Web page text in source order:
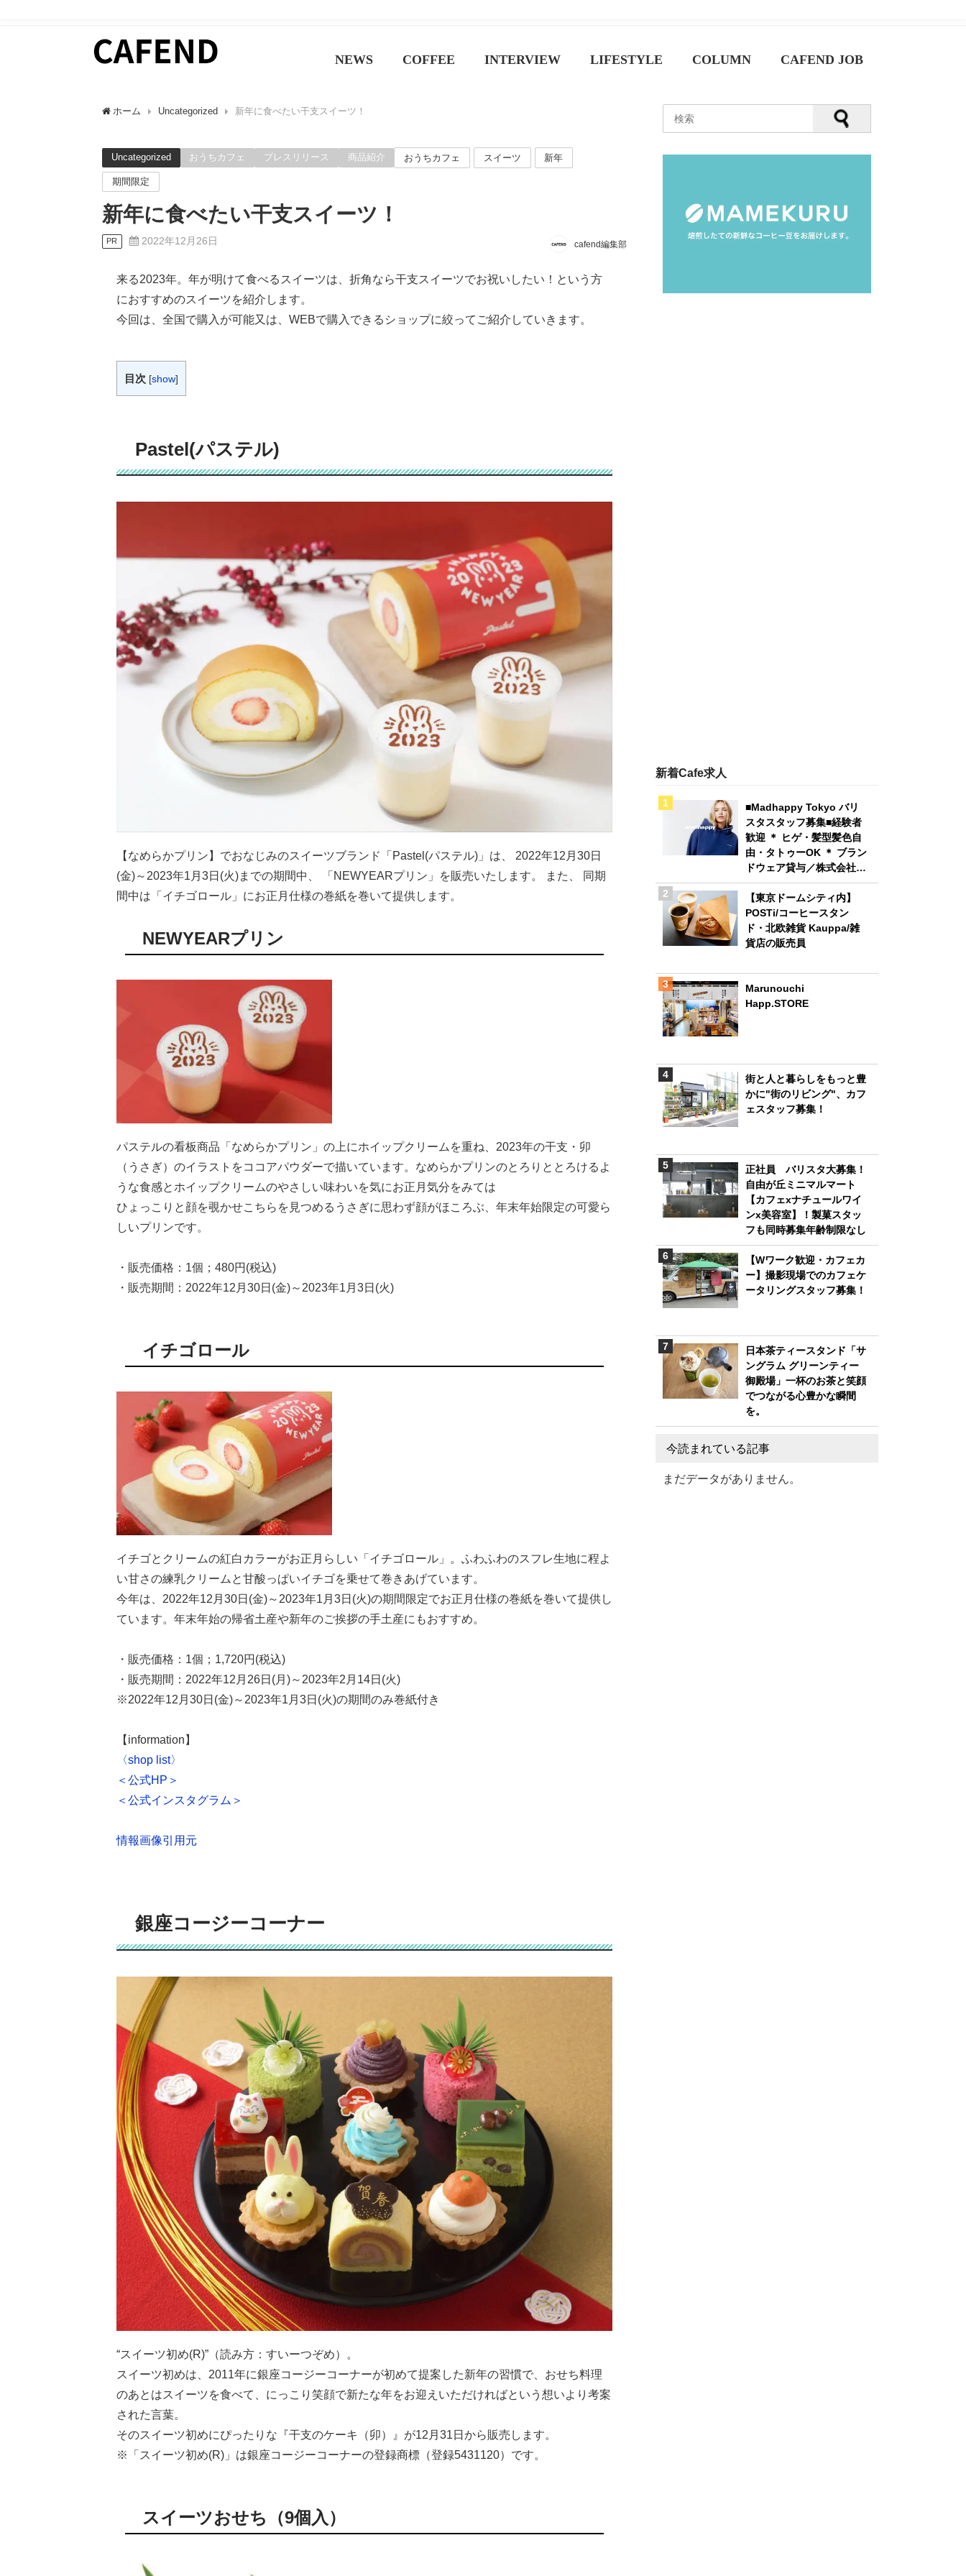
NEWS COFFEE INTERVIEW LIFESTYLE COLUMN CAFEND JOB
ホーム Uncategorized 新年に食べたい干支スイーツ！
Uncategorized おうちカフェ プレスリリース 商品紹介 おうちカフェ スイーツ 新年
期間限定
新年に食べたい干支スイーツ！
PR 2022年12月26日 cafend編集部
来る2023年。年が明けて食べるスイーツは、折角なら干支スイーツでお祝いしたい！という方
におすすめのスイーツを紹介します。
今回は、全国で購入が可能又は、WEBで購入できるショップに絞ってご紹介していきます。
目次 [show]
Pastel(パステル)
【なめらかプリン】でおなじみのスイーツブランド「Pastel(パステル)」は、 2022年12月30日
(金)～2023年1月3日(火)までの期間中、 「NEWYEARプリン」を販売いたします。 また、 同期
間中は「イチゴロール」にお正月仕様の巻紙を巻いて提供します。
NEWYEARプリン
パステルの看板商品「なめらかプリン」の上にホイップクリームを重ね、2023年の干支・卯
（うさぎ）のイラストをココアパウダーで描いています。なめらかプリンのとろりととろけるよ
うな食感とホイップクリームのやさしい味わいを気にお正月気分をみては
ひょっこりと顔を覗かせこちらを見つめるうさぎに思わず顔がほころぶ、年末年始限定の可愛ら
しいプリンです。
・販売価格：1個；480円(税込)
・販売期間：2022年12月30日(金)～2023年1月3日(火)
イチゴロール
イチゴとクリームの紅白カラーがお正月らしい「イチゴロール」。ふわふわのスフレ生地に程よ
い甘さの練乳クリームと甘酸っぱいイチゴを乗せて巻きあげています。
今年は、2022年12月30日(金)～2023年1月3日(火)の期間限定でお正月仕様の巻紙を巻いて提供し
ています。年末年始の帰省土産や新年のご挨拶の手土産にもおすすめ。
・販売価格：1個；1,720円(税込)
・販売期間：2022年12月26日(月)～2023年2月14日(火)
※2022年12月30日(金)～2023年1月3日(火)の期間のみ巻紙付き
【information】
〈shop list〉
＜公式HP＞
＜公式インスタグラム＞
情報画像引用元
銀座コージーコーナー
“スイーツ初め(R)”（読み方：すいーつぞめ）。
スイーツ初めは、2011年に銀座コージーコーナーが初めて提案した新年の習慣で、おせち料理
のあとはスイーツを食べて、にっこり笑顔で新たな年をお迎えいただければという想いより考案
された言葉。
そのスイーツ初めにぴったりな『干支のケーキ（卯）』が12月31日から販売します。
※「スイーツ初め(R)」は銀座コージーコーナーの登録商標（登録5431120）です。
スイーツおせち（9個入）
新着Cafe求人
■Madhappy Tokyo バリ
スタスタッフ募集■経験者
歓迎 ＊ ヒゲ・髪型髪色自
由・タトゥーOK ＊ ブラン
ドウェア貸与／株式会社
Madhappy Japan
【東京ドームシティ内】
POSTi/コーヒースタン
ド・北欧雑貨 Kauppa/雑
貨店の販売員
Marunouchi
Happ.STORE
街と人と暮らしをもっと豊
かに"街のリビング"、カフ
ェスタッフ募集！
正社員 バリスタ大募集！
自由が丘ミニマルマート
【カフェxナチュールワイ
ンx美容室】！製菓スタッ
フも同時募集年齢制限なし
【Wワーク歓迎・カフェカ
ー】撮影現場でのカフェケ
ータリングスタッフ募集！
日本茶ティースタンド「サ
ングラム グリーンティー
御殿場」一杯のお茶と笑顔
でつながる心豊かな瞬間
を。
今読まれている記事
まだデータがありません。